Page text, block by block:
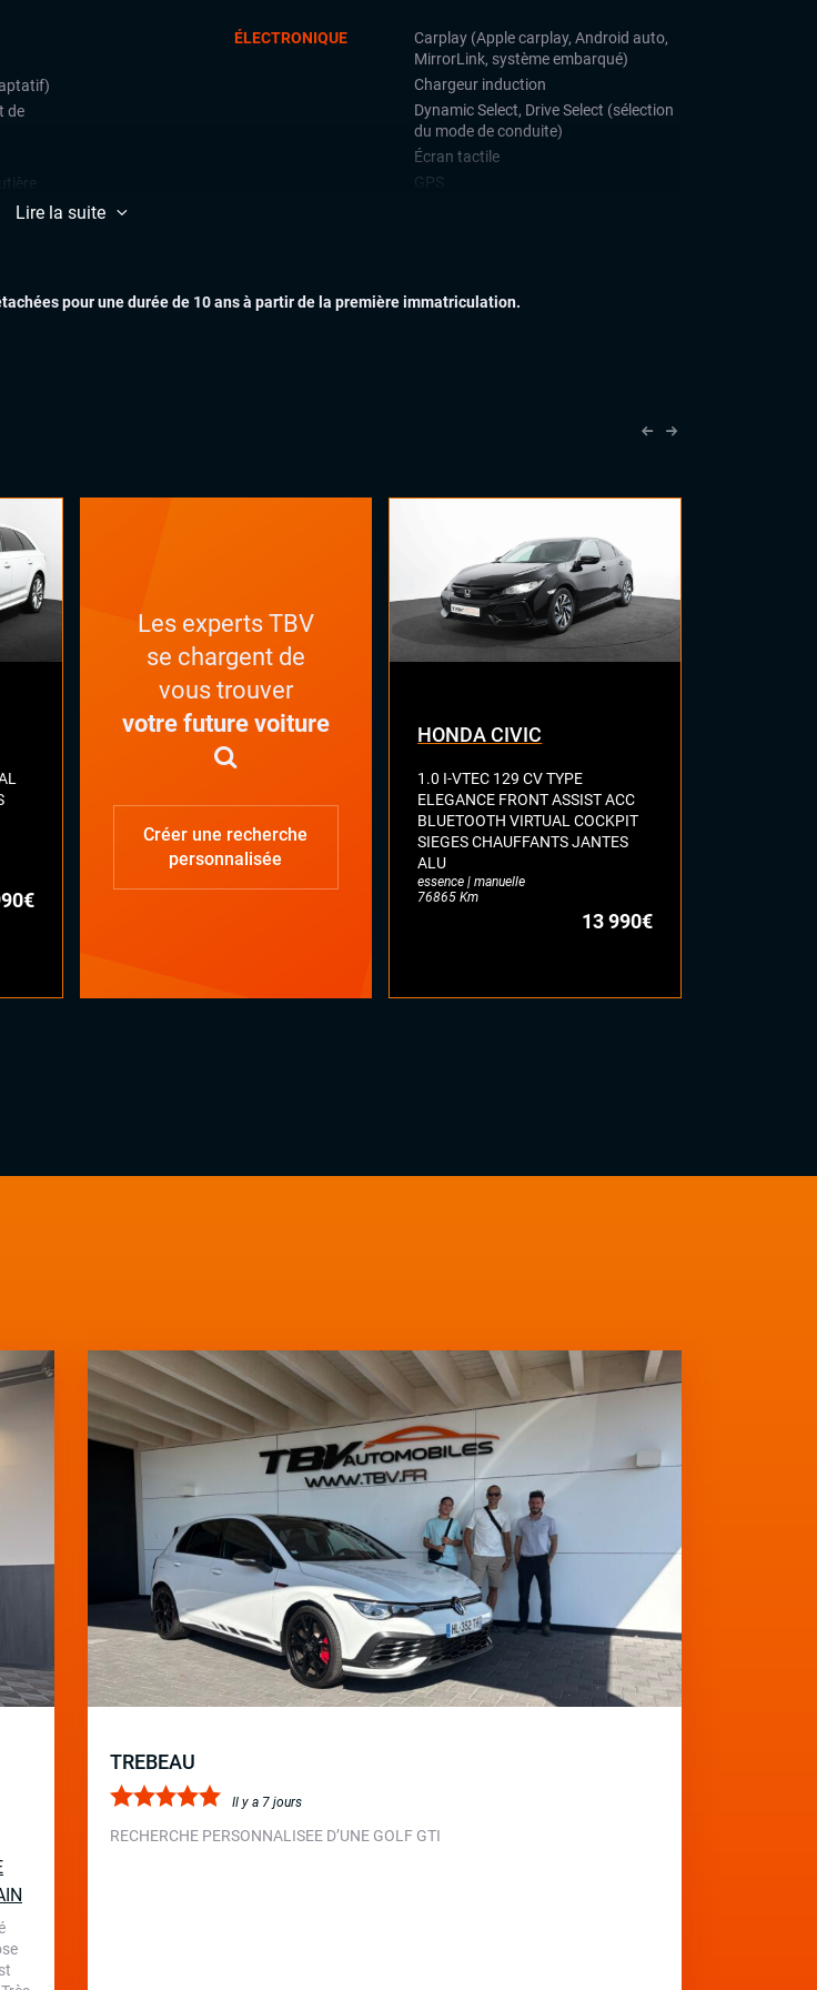
de
ÉLECTRONIQUE
Carplay (Apple carplay, Android auto,
MirrorLink, système embarqué)
Chargeur induction
Dynamic Select, Drive Select (sélection
du mode de conduite)
Écran tactile
GPS
EXTÉRIEUR
Barres de toit
Rétroviseurs électriques
Sellerie cuir
Tableau de bord en cuir
Vitres électriques
Volant cuir
Lire la suite
pour une durée de 10 ans à partir de la première immatriculation.
Les experts TBV
se chargent de
vous trouver
votre future voiture
Créer une recherche
personnalisée
HONDA CIVIC
1.0 I-VTEC 129 CV TYPE
ELEGANCE FRONT ASSIST ACC
BLUETOOTH VIRTUAL COCKPIT
SIEGES CHAUFFANTS JANTES
ALU
essence | manuelle
76865 Km
13 990€
TREBEAU
Il y a 7 jours
RECHERCHE PERSONNALISEE D’UNE GOLF GTI